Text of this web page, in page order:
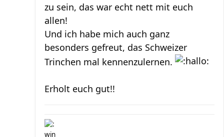
zu sein, das war echt nett mit euch
allen!
Und ich habe mich auch ganz
besonders gefreut, das Schweizer
Trinchen mal kennenzulernen.
Erholt euch gut!!